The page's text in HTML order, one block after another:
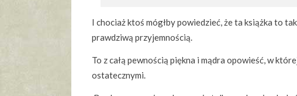
I chociaż ktoś mógłby powiedzieć, że ta książka to
prawdziwą przyjemnością.
To z całą pewnością piękna i mądra opowieść, w
ostatecznymi.